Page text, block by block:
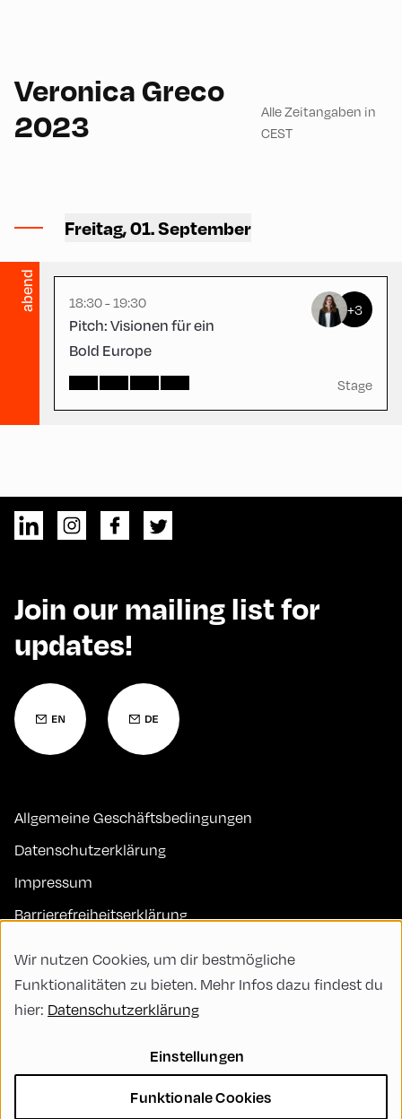
Veronica Greco
2023
Alle Zeitangaben in
CEST
Freitag, 01. September
abend
Saal
18:30 - 19:30
Pitch: Visionen für ein
Bold Europe
+3
Stage
Join our mailing list for
updates!
Allgemeine Geschäftsbedingungen
Datenschutzerklärung
Impressum
Barrierefreiheitserklärung
FAQs
Code of Conduct
Nachhaltigkeit
Vielfalt, Gleichberechtigung und Inklusion
Wir nutzen Cookies, um dir bestmögliche
Funktionalitäten zu bieten. Mehr Infos dazu findest du
hier: Datenschutzerklärung
Einstellungen
Funktionale Cookies